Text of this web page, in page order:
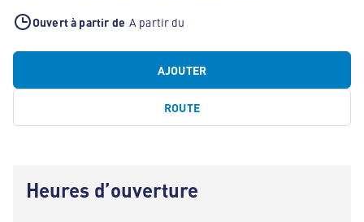
Ouvert à partir de A partir du
AJOUTER
ROUTE
Heures d’ouverture